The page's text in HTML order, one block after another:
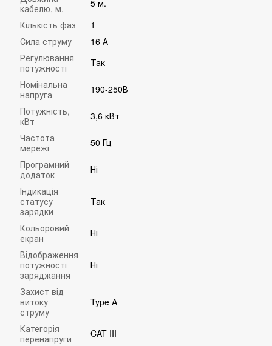
кабелю, м.
5 м.
Кількість фаз
1
Сила струму
16 А
Регулювання
потужності
Так
Номінальна
напруга
190-250В
Потужність,
кВт
3,6 кВт
Частота
мережі
50 Гц
Програмний
додаток
Ні
Індикація
статусу
зарядки
Так
Кольоровий
екран
Ні
Відображення
потужності
заряджання
Ні
Захист від
витоку
струму
Type A
Категорія
перенапруги
CAT III